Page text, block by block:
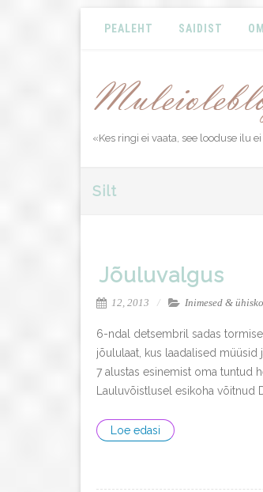
PEALEHT SAIDIST
«Kes ringi ei vaata, see looduse ilu
Silt
Jõuluvalgus
12, 2013 Inimesed &
6-ndal detsembril sadas
jõululaat, kus laadalised
7 alustas esinemist oma tuntud
Lauluvõistlusel esikoha võitnud
Loe edasi